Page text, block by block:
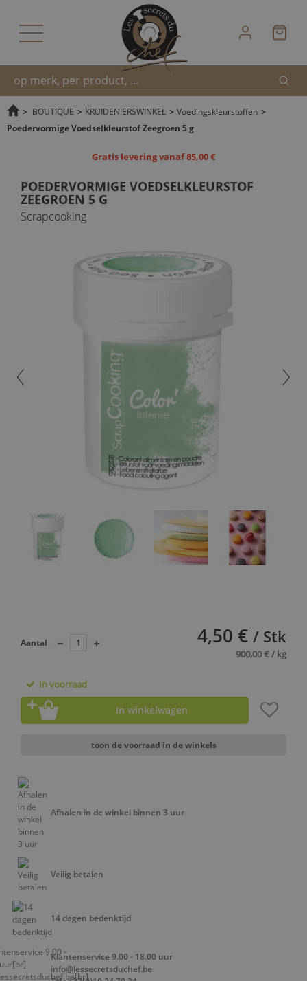
Snel
> BOUTIQUE > KRUIDENIERSWINKEL > Voedingskleurstoffen >
Poedervormige Voedselkleurstof Zeegroen 5 g
Gratis levering vanaf 85,00 €
POEDERVORMIGE VOEDSELKLEURSTOF
ZEEGROEN 5 G
Scrapcooking
4,50 € / Stk
900,00 € / kg
Aantal
In voorraad
In winkelwagen
toon de voorraad in de winkels
Afhalen in de winkel binnen 3 uur
Veilig betalen
14 dagen bedenktijd
Klantenservice 9.00 - 18.00 uur
info@lessecretsduchef.be